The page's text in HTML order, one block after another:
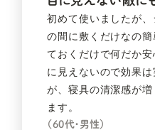
初めて使いましたが
の間に敷くだけなの
ておくだけで何だか
に見えないので効果
が、寝具の清潔感が
ます。
（60代・男性）